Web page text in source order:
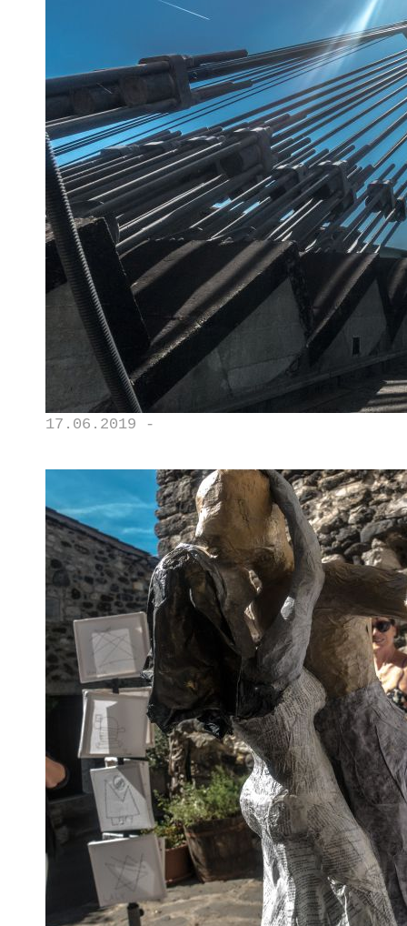
17.06.2019 -